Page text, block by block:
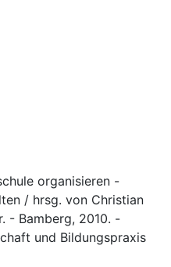
organisieren -
/ hrsg. von Christian
- Bamberg, 2010. -
und Bildungspraxis